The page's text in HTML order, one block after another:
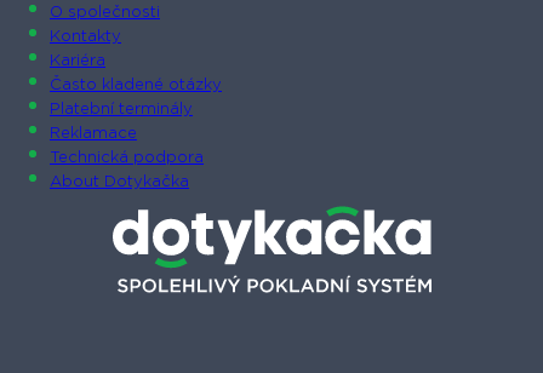
O společnosti
Kontakty
Kariéra
Často kladené otázky
Platební terminály
Reklamace
Technická podpora
About Dotykačka